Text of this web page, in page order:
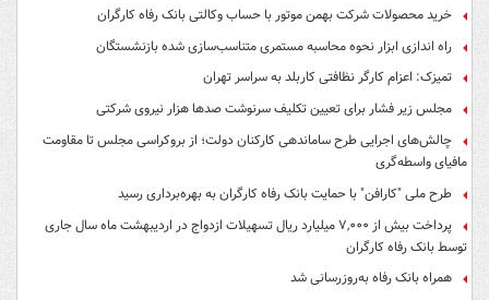
خرید محصولات شرکت بهمن موتور با حساب وکالتی بانک رفاه کارگران
راه اندازی ابزار نحوه محاسبه مستمری متناسب‌سازی شده بازنشستگان
تمیزک: اعزام کارگر نظافتی کاربلد به سراسر تهران
مجلس زیر فشار برای تعیین تکلیف سرنوشت صدها هزار نیروی شرکتی
چالش‌های اجرایی طرح ساماندهی کارکنان دولت؛ از بروکراسی مجلس تا مقاومت
مافیای واسطه‌گری
طرح ملی "کارافن" با حمایت بانک رفاه کارگران به بهره‌برداری رسید
پرداخت بیش از ۷,۰۰۰ میلیارد ریال تسهیلات ازدواج در اردیبهشت ماه سال جاری
توسط بانک رفاه کارگران
همراه بانک رفاه به‌روزرسانی شد